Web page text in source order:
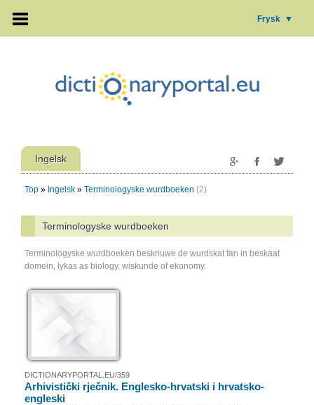
Frysk ▼
Ingelsk
Top » Ingelsk » Terminologyske wurdboeken (2)
Terminologyske wurdboeken
Terminologyske wurdboeken beskriuwe de wurdskat fan in beskaat
domein, lykas as biology, wiskunde of ekonomy.
DICTIONARYPORTAL.EU/359
Arhivistički rječnik. Englesko-hrvatski i hrvatsko-
engleski